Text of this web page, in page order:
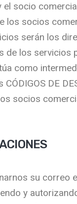
el socio
los socios
serán los
de los servicios
como
DE
socios
su correo
y